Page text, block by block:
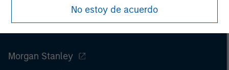
No estoy de acuerdo
Morgan Stanley